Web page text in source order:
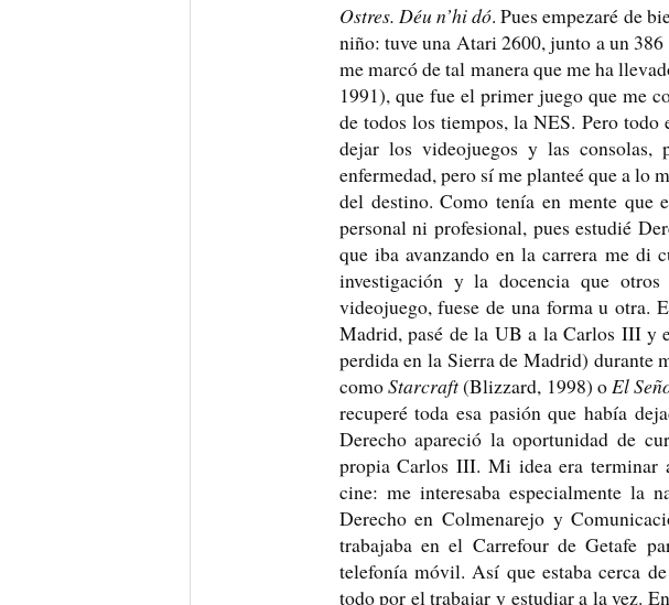
Ostres. Déu n’hi dó. Pues empezaré de
niño: tuve una Atari 2600, junto a un
me marcó de tal manera que me ha
1991), que fue el primer juego que me
de todos los tiempos, la NES. Pero
dejar los videojuegos y las
enfermedad, pero sí me planteé que a lo
del destino. Como tenía en mente
personal ni profesional, pues estudié
que iba avanzando en la carrera me di
investigación y la docencia que
videojuego, fuese de una forma u otra.
Madrid, pasé de la UB a la Carlos III y
perdida en la Sierra de Madrid) durante
comoStarcraft(Blizzard, 1998) oEl
recuperé toda esa pasión que había
Derecho apareció la oportunidad de
propia Carlos III. Mi idea era terminar
cine: me interesaba especialmente la
Derecho en Colmenarejo y
trabajaba en el Carrefour de Getafe
telefonía móvil. Así que estaba cerca
todo por el trabajar y estudiar a la vez.